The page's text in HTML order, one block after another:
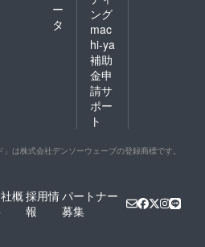
ー
タ
ング
mac
hi-ya
補助
金申
請サ
ポー
ト
」は株式会社デンソーウェーブの登録商標です。
概採用情
報
パートナー
募集